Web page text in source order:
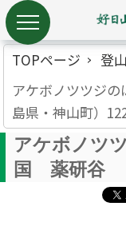
TOPページ
登
アケボノツツジ
島県・神山町）
アケボノツ
国 薬研谷